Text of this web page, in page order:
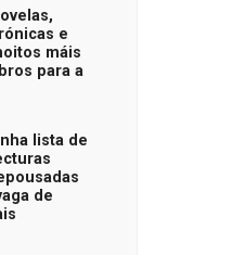
e
máis
para a
lista de
de